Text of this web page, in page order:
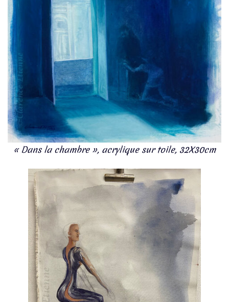
« Dans la chambre », acrylique sur toile, 32X30cm